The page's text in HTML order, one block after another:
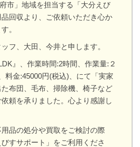
市」地域を担当する「大分えび
回収より、ご依頼いただき心か
。
フ、大田、今井と申します。
』、作業時間:2時間、作業量:２
料金:45000円(税込)、にて「実家
布団、毛布、掃除機、椅子など
頼を承りました。心より感謝し
品の処分や買取をご検討の際
すサポート」をご利用くださ